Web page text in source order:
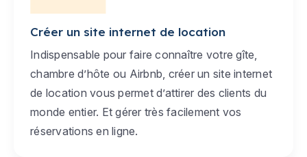
Créer un site internet de location
Indispensable pour faire connaître votre gîte,
chambre d’hôte ou Airbnb, créer un site internet
de location vous permet d’attirer des clients du
monde entier. Et gérer très facilement vos
réservations en ligne.